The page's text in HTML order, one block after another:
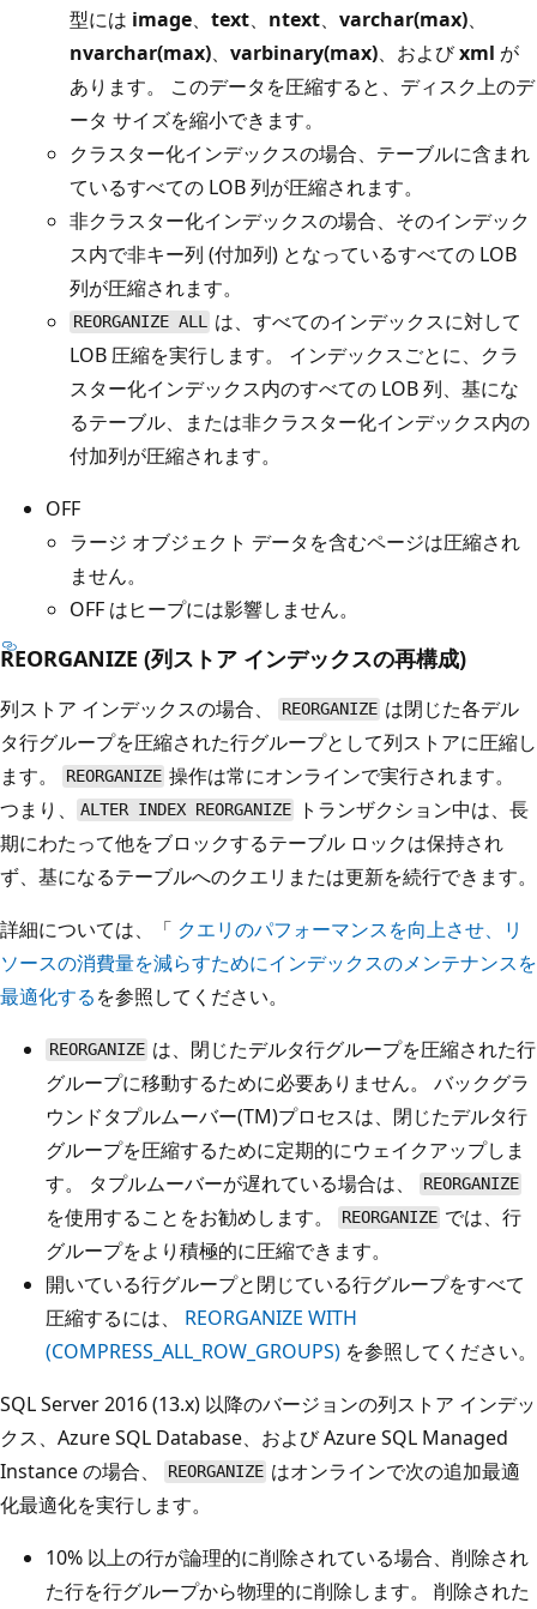
型には image、 text、 ntext、 varchar(max)、
nvarchar(max)、 varbinary(max)、およびxml が
あります。 このデータを圧縮すると、ディスク上のデ
ータ サイズを縮小できます。
クラスター化インデックスの場合、テーブルに含まれ
ているすべての LOB 列が圧縮されます。
非クラスター化インデックスの場合、そのインデック
ス内で非キー列 (付加列) となっているすべての LOB
列が圧縮されます。
REORGANIZE ALL は、すべてのインデックスに対して
LOB 圧縮を実行します。 インデックスごとに、クラ
スター化インデックス内のすべての LOB 列、基にな
るテーブル、または非クラスター化インデックス内の
付加列が圧縮されます。
OFF
ラージ オブジェクト データを含むページは圧縮され
ません。
OFF はヒープには影響しません。
REORGANIZE (列ストア インデックスの再構成)
列ストア インデックスの場合、 REORGANIZE は閉じた各デル
タ行グループを圧縮された行グループとして列ストアに圧縮し
ます。
REORGANIZE 操作は常にオンラインで実行されます。
つまり、
ALTER INDEX REORGANIZE
トランザクション中は、長
期にわたって他をブロックするテーブル ロックは保持され
ず、基になるテーブルへのクエリまたは更新を続行できます。
詳細については、「 クエリのパフォーマンスを向上させ、リ
ソースの消費量を減らすためにインデックスのメンテナンスを
最適化するを参照してください。
REORGANIZE は、閉じたデルタ行グループを圧縮された行
グループに移動するために必要ありません。 バックグラ
ウンドタプルムーバー(TM)プロセスは、閉じたデルタ行
グループを圧縮するために定期的にウェイクアップしま
す。 タプルムーバーが遅れている場合は、
REORGANIZE
を使用することをお勧めします。 REORGANIZE では、行
グループをより積極的に圧縮できます。
開いている行グループと閉じている行グループをすべて
圧縮するには、 REORGANIZE WITH
(COMPRESS_ALL_ROW_GROUPS) を参照してください。
SQL Server 2016 (13.x) 以降のバージョンの列ストア インデッ
クス、Azure SQL Database、および Azure SQL Managed
Instance の場合、
REORGANIZE はオンラインで次の追加最適
化最適化を実行します。
10% 以上の行が論理的に削除されている場合、削除され
た行を行グループから物理的に削除します。 削除された